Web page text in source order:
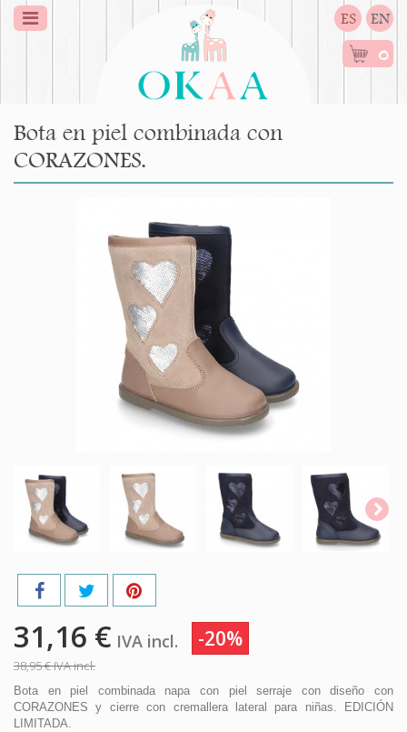
ES EN
0
Bota en piel combinada con
CORAZONES.
31,16 € IVA incl. -20%
38,95 €IVA incl.
Bota en piel combinada napa con piel serraje con diseño con
CORAZONES y cierre con cremallera lateral para niñas. EDICIÓN
LIMITADA.